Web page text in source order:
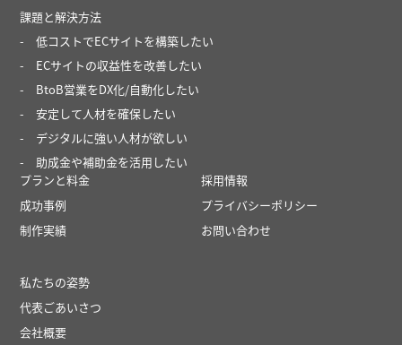
課題と解決方法
低コストでECサイトを構築したい
ECサイトの収益性を改善したい
BtoB営業をDX化/自動化したい
安定して人材を確保したい
デジタルに強い人材が欲しい
助成金や補助金を活用したい
プランと料金
成功事例
制作実績
私たちの姿勢
代表ごあいさつ
会社概要
採用情報
プライバシーポリシー
お問い合わせ